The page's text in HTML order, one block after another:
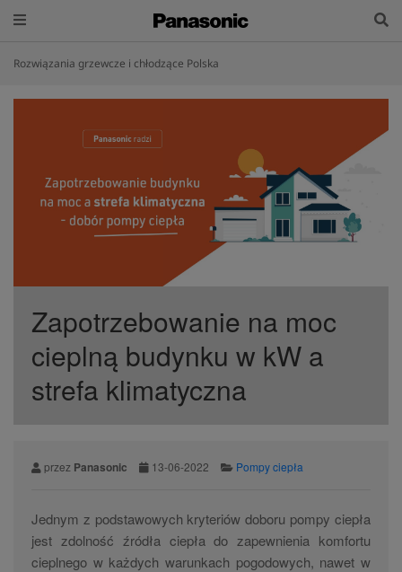
Rozwiązania grzewcze i chłodzące Polska
Zapotrzebowanie na moc
cieplną budynku w kW a
strefa klimatyczna
przez Panasonic 13-06-2022 Pompy ciepła
Jednym z podstawowych kryteriów doboru pompy ciepła
jest zdolność źródła ciepła do zapewnienia komfortu
cieplnego w każdych warunkach pogodowych, nawet w